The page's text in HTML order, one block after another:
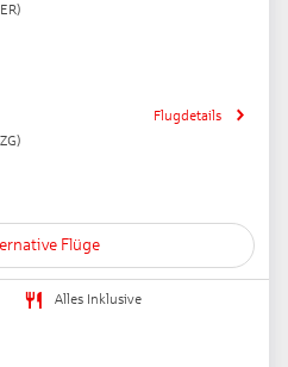
)
)
Flugdetails
Flüge
Alles Inklusive